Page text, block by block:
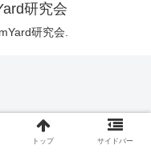
研究会
研究会.
トップ サイドバー